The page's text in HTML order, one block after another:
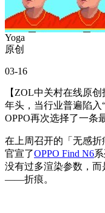
Yoga
原创
03-16
【ZOL中关村在线原
年头，当行业普遍陷入
OPPO再次选择了一条
在上周召开的「无感折
官宣了OPPO Find N6
没有过多渲染参数，
——折痕。